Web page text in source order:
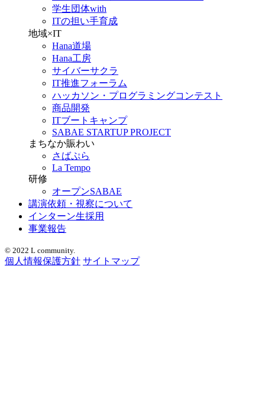
学生団体with
ITの担い手育成
地域×IT
Hana道場
Hana工房
サイバーサクラ
IT推進フォーラム
ハッカソン・プログラミングコンテスト
商品開発
ITブートキャンプ
SABAE STARTUP PROJECT
まちなか賑わい
さばぷら
La Tempo
研修
オープンSABAE
講演依頼・視察について
インターン生採用
事業報告
© 2022 L community.
個人情報保護方針 サイトマップ